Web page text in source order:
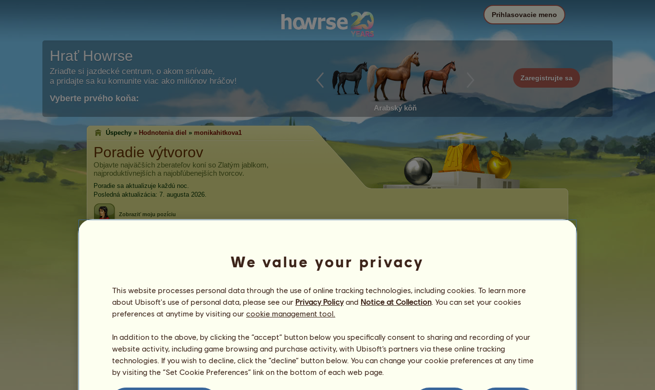
Hrať Howrse
Zriaďte si jazdecké centrum, o akom snívate,
a pridajte sa ku komunite viac ako miliónov hráčov!
Vyberte prvého koňa:
Arabský kôň
Zaregistrujte sa
Prihlasovacie meno
Úspechy » Hodnotenia diel » monikahitkova1
Poradie výtvorov
Objavte najväčších zberateľov koní so Zlatým jablkom,
najproduktívnejších a najobľúbenejších tvorcov.
Poradie sa aktualizuje každú noc.
Posledná aktualizácia: 7. augusta 2026.
Zobraziť moju pozíciu
Sfarbenie zo Zlatého jablka
68
Ananasicek
170
Rosi
71
Horsielover
166
72
= fillip
164
73
= AnimeRyuu9264
161
74
= zola123
158
Zrušené zafarbenia zo Zlatého jablka
= Teseya
67
= Skinny
154
68
= Inanimé
153
69
= Morningstar
151
70
= owielentka
We value your privacy
This website processes personal data through the use of online tracking technologies, including cookies. To learn more
about Ubisoft's use of personal data, please see our Privacy Policyand Notice at Collection. You can set your cookies
preferences at anytime by visiting our cookie management tool.
In addition to the above, by clicking the “accept” button below you specifically consent to sharing and recording of your
website activity, including game browsing and purchase activity, with Ubisoft’s partners via these online tracking
technologies. If you wish to decline, click the “decline” button below. You can change your cookie preferences at any time
by visiting the “Set Cookie Preferences” link on the bottom of each web page.